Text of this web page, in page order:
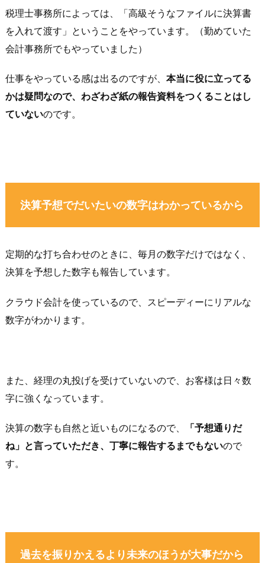
税理士事務所によっては、「高級そうなファイルに決算書
を入れて渡す」ということをやっています。（勤めていた
会計事務所でもやっていました）
仕事をやっている感は出るのですが、 本当に役に立ってる
かは疑問なので、わざわざ紙の報告資料をつくることはし
ていないのです。
決算予想でだいたいの数字はわかっているから
定期的な打ち合わせのときに、毎月の数字だけではなく、
決算を予想した数字も報告しています。
クラウド会計を使っているので、スピーディーにリアルな
数字がわかります。
また、経理の丸投げを受けていないので、お客様は日々数
字に強くなっています。
決算の数字も自然と近いものになるので、
「予想通りだ
ね」と言っていただき、丁寧に報告するまでもないので
す。
過去を振りかえるより未来のほうが大事だから